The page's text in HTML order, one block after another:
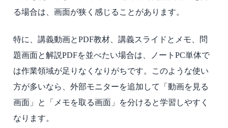
る場合は、画面が狭く感じることがあります。
特に、講義動画とPDF教材、講義スライドとメモ、問
題画面と解説PDFを並べたい場合は、ノートPC単体で
は作業領域が足りなくなりがちです。このような使い
方が多いなら、外部モニターを追加して「動画を見る
画面」と「メモを取る画面」を分けると学習しやすく
なります。